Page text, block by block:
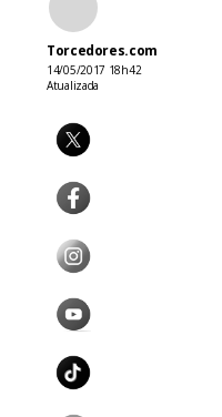
Torcedores.com
14/05/2017 18h42
Atualizada